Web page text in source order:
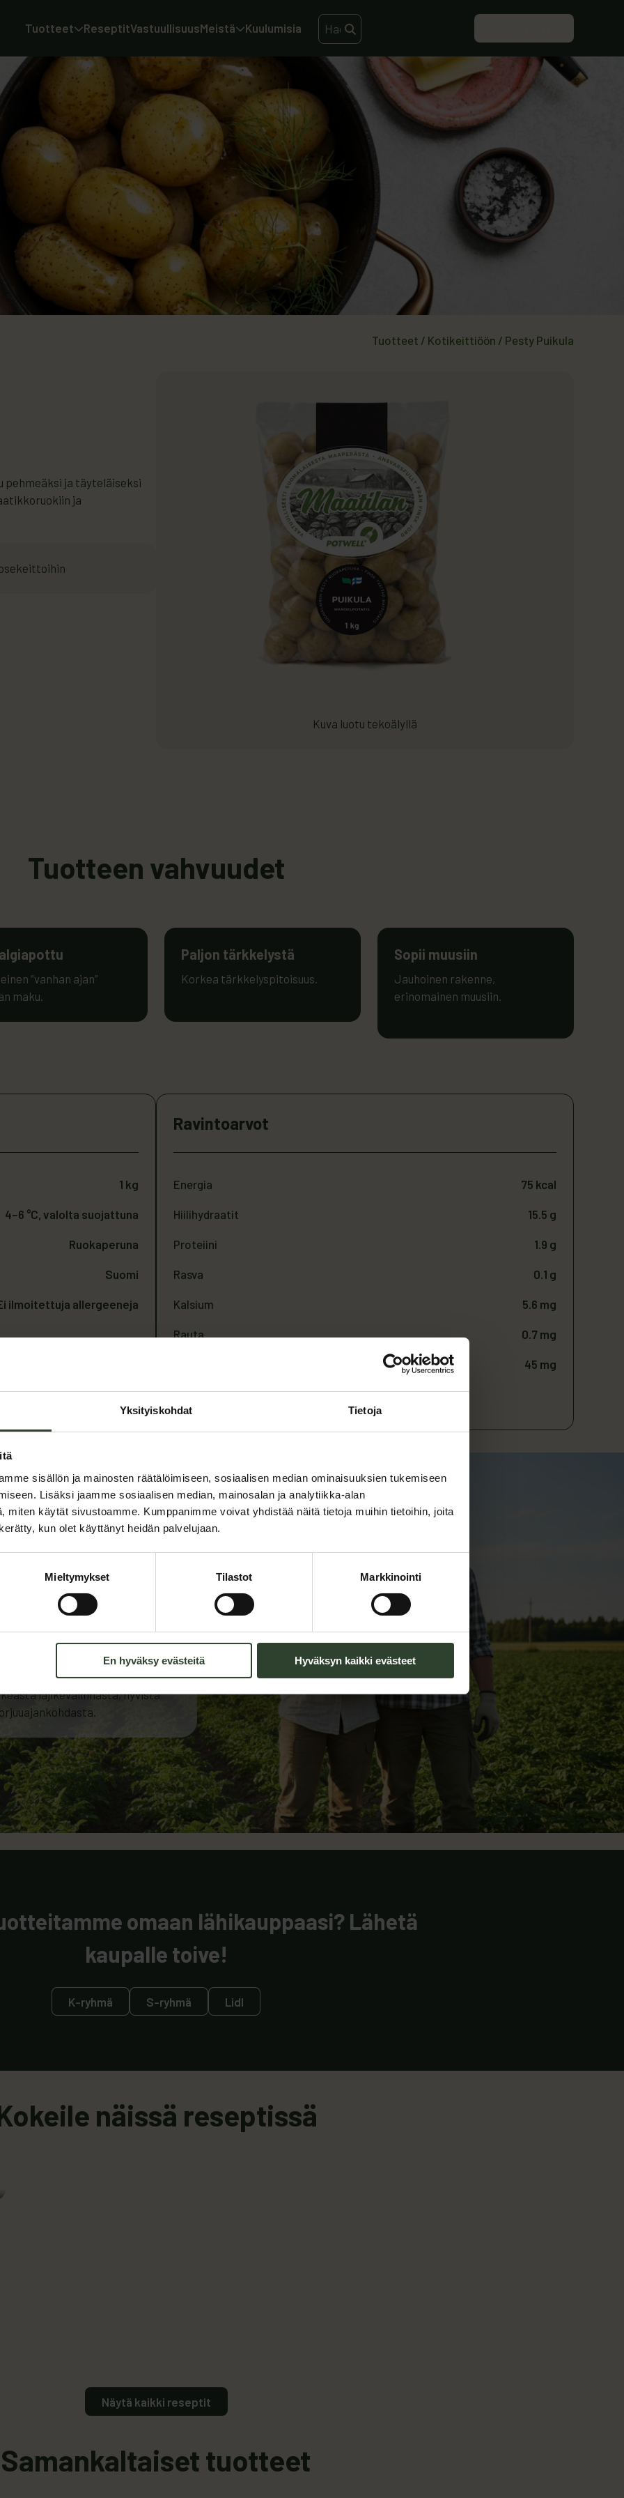
Yksityiskohdat Tietoja
sisällön ja mainosten räätälöimiseen, sosiaalisen median ominaisuuksien tukemiseen
Lisäksi jaamme sosiaalisen median, mainosalan ja analytiikka-alan
miten käytät sivustoamme. Kumppanimme voivat yhdistää näitä tietoja muihin tietoihin, joita
kun olet käyttänyt heidän palvelujaan.
Mieltymykset Tilastot Markkinointi
En hyväksy evästeitä Hyväksyn kaikki evästeet
Tuotteet
ReseptitVastuullisuusMeistä
Kuulumisia
Tuotteet / Kotikeittiöön / Pesty Puikula
pehmeäksi ja täyteläiseksi
ja
Kuva luotu tekoälyllä
Tuotteen vahvuudet
“vanhan ajan”
maku.
Paljon tärkkelystä
Korkea tärkkelyspitoisuus.
Sopii muusiin
Jauhoinen rakenne,
erinomainen muusiin.
1 kg
4–6 °C, valolta suojattuna
Ruokaperuna
Suomi
ilmoitettuja allergeeneja
Ravintoarvot
Energia 75 kcal
Hiilihydraatit 15.5 g
Proteiini 1.9 g
Rasva 0.1 g
Kalsium 5.6 mg
Rauta 0.7 mg
45 mg
*Arvot perustuvat 100 g annokseen keitettyja perunoita
pelloilla kokeneiden
lajikevalinnasta, hyvistä
omaan lähikauppaasi? Lähetä
kaupalle toive!
K-ryhmä S-ryhmä Lidl
näissä reseptissä
Näytä kaikki reseptit
Samankaltaiset tuotteet